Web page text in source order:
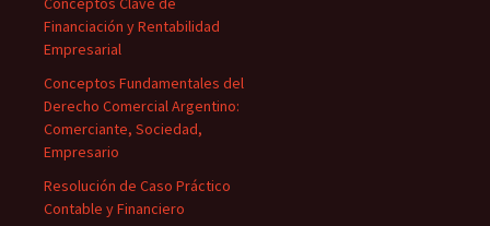
Financiación y Rentabilidad
Empresarial
Conceptos Fundamentales del
Derecho Comercial Argentino:
Comerciante, Sociedad,
Empresario
Resolución de Caso Práctico
Contable y Financiero